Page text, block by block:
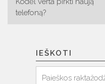
tarp
telefoną?
IEŠKOTI